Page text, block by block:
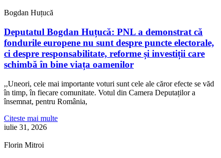
Bogdan Huțucă
Deputatul Bogdan Huțucă: PNL a demonstrat că
fondurile europene nu sunt despre puncte electorale,
ci despre responsabilitate, reforme și investiții care
schimbă în bine viața oamenilor
,,Uneori, cele mai importante voturi sunt cele ale căror efecte se văd
în timp, în fiecare comunitate. Votul din Camera Deputaților a
însemnat, pentru România,
Citeste mai multe
iulie 31, 2026
Florin Mitroi